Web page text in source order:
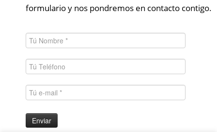
formulario y nos pondremos en contacto contigo.